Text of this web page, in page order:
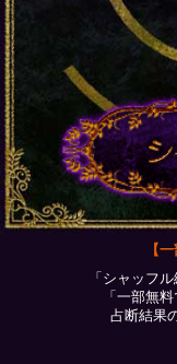
【
「シャッフ
「一部無
占断結果